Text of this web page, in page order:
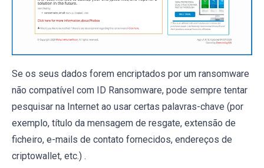
Se os seus dados forem encriptados por um ransomware
não compatível com ID Ransomware, pode sempre tentar
pesquisar na Internet ao usar certas palavras-chave (por
exemplo, título da mensagem de resgate, extensão de
ficheiro, e-mails de contato fornecidos, endereços de
criptowallet, etc.) .